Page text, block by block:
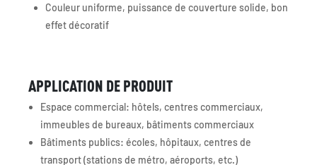
Couleur uniforme, puissance de couverture solide, bon
effet décoratif
APPLICATION DE PRODUIT
Espace commercial: hôtels, centres commerciaux,
immeubles de bureaux, bâtiments commerciaux
Bâtiments publics: écoles, hôpitaux, centres de
transport (stations de métro, aéroports, etc.)